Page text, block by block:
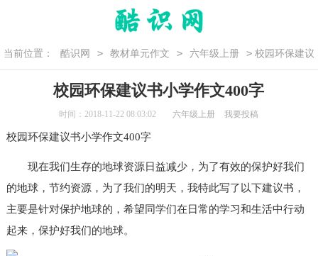
当前位置： 酷识网 > 教材单元作文 > 六年级上册 > 校园环保建议
校园环保建议书小学作文400字
时间：2018-11-22 08:03:02 六年级上册 我要投稿
校园环保建议书小学作文400字
现在我们生存的地球资源日益减少，为了有效的保护好我们
的地球，节约资源，为了我们的明天，我特此写了以下建议书，
主要是针对保护地球的，希望同学们在日常的学习和生活中行动
起来，保护好我们的地球。